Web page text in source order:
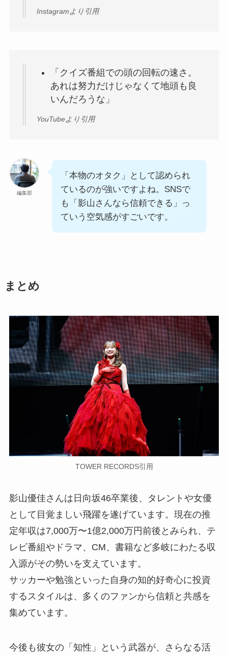
Instagramより引用
「クイズ番組での頭の回転の速さ。
あれは努力だけじゃなくて地頭も良
いんだろうな」
YouTubeより引用
編集部
「本物のオタク」として認められ
ているのが強いですよね。SNSで
も「影山さんなら信頼できる」っ
ていう空気感がすごいです。
まとめ
TOWER RECORDS引用
影山優佳さんは日向坂46卒業後、タレントや女優
として目覚ましい飛躍を遂げています。現在の推
定年収は7,000万〜1億2,000万円前後とみられ、テ
レビ番組やドラマ、CM、書籍など多岐にわたる収
入源がその勢いを支えています。
サッカーや勉強といった自身の知的好奇心に投資
するスタイルは、多くのファンから信頼と共感を
集めています。
今後も彼女の「知性」という武器が、さらなる活